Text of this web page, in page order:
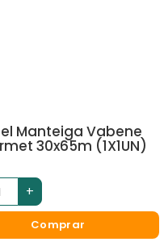
Manteiga Vabene
30x65m (1X1UN)
+
Comprar